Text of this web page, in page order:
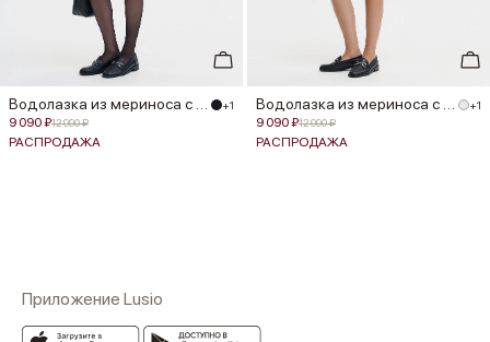
+1
9 090 ₽12 990 ₽
РАСПРОДАЖА
+1
9 090 ₽12 990 ₽
РАСПРОДАЖА
Приложение Lusio